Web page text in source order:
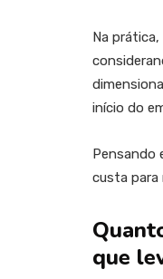
Na
início do
Pensando
custa para
que